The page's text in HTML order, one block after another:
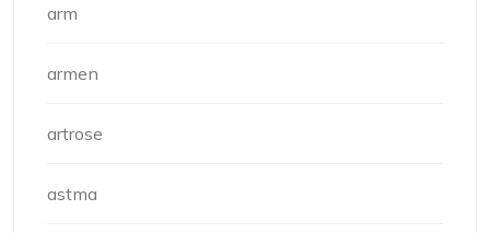
arm
armen
artrose
astma